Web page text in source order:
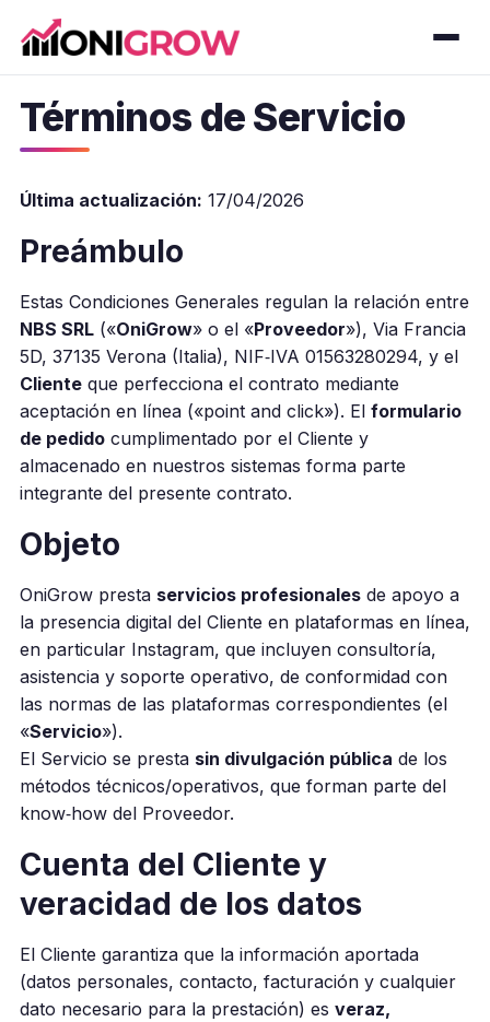
Términos de Servicio
Última actualización: 17/04/2026
Preámbulo
Estas Condiciones Generales regulan la relación entre
NBS SRL(«OniGrow» o el «Proveedor»), Via Francia
5D, 37135 Verona (Italia), NIF‑IVA 01563280294, y el
Clienteque perfecciona el contrato mediante
aceptación en línea («point and click»). El formulario
de pedidocumplimentado por el Cliente y
almacenado en nuestros sistemas forma parte
integrante del presente contrato.
Objeto
OniGrow presta servicios profesionalesde apoyo a
la presencia digital del Cliente en plataformas en línea,
en particular Instagram, que incluyen consultoría,
asistencia y soporte operativo, de conformidad con
las normas de las plataformas correspondientes (el
«Servicio»).
El Servicio se presta sin divulgación pública de los
métodos técnicos/operativos, que forman parte del
know‑how del Proveedor.
Cuenta del Cliente y
veracidad de los datos
El Cliente garantiza que la información aportada
(datos personales, contacto, facturación y cualquier
dato necesario para la prestación) es veraz,